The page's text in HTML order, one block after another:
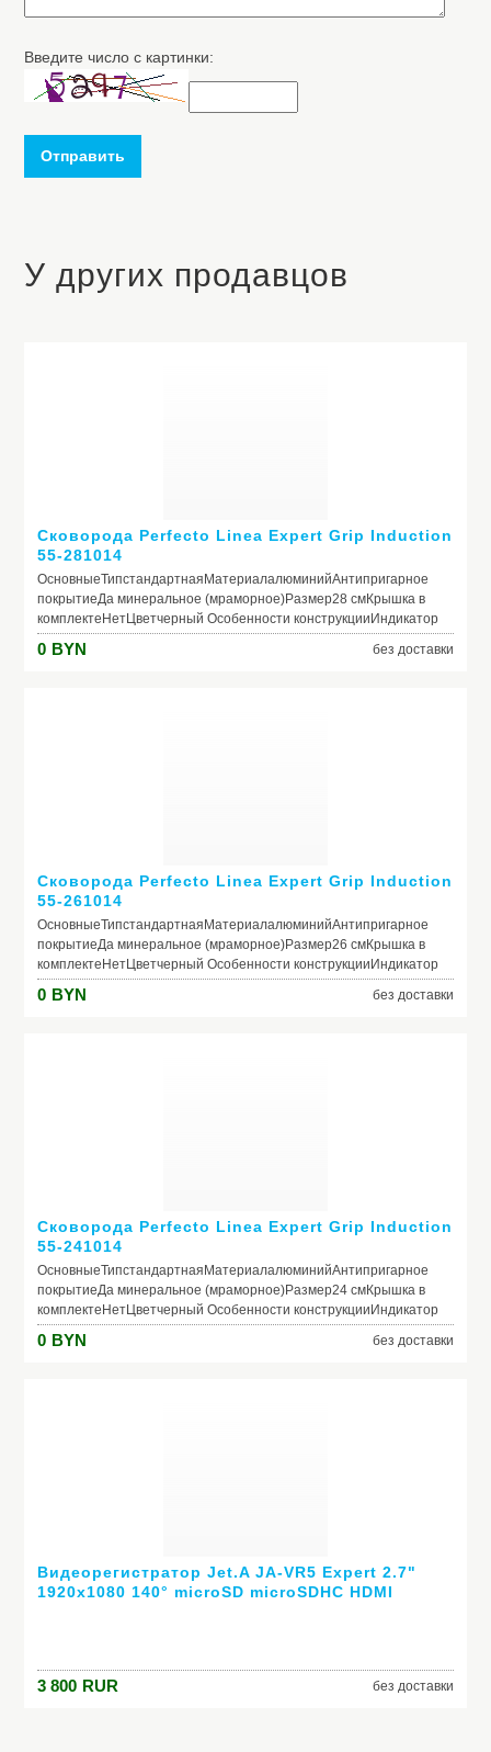
Введите число с картинки:
Отправить
У других продавцов
Сковорода Perfecto Linea Expert Grip Induction
55-281014
ОсновныеТипстандартнаяМатериалалюминийАнтипригарное
покрытиеДа минеральное (мраморное)Размер28 смКрышка в
комплектеНетЦветчерный Особенности конструкцииИндикатор
нагрева (термоспот)НетСовместимость с конфоркамигаз,
электро, стеклокерамика, индукцияПригодность для
0 BYN без доставки
Сковорода Perfecto Linea Expert Grip Induction
55-261014
ОсновныеТипстандартнаяМатериалалюминийАнтипригарное
покрытиеДа минеральное (мраморное)Размер26 смКрышка в
комплектеНетЦветчерный Особенности конструкцииИндикатор
нагрева (термоспот)НетСовместимость с конфоркамигаз,
электро, стеклокерамика, индукцияПригодность для
0 BYN без доставки
Сковорода Perfecto Linea Expert Grip Induction
55-241014
ОсновныеТипстандартнаяМатериалалюминийАнтипригарное
покрытиеДа минеральное (мраморное)Размер24 смКрышка в
комплектеНетЦветчерный Особенности конструкцииИндикатор
нагрева (термоспот)НетСовместимость с конфоркамигаз,
электро, стеклокерамика, индукцияПригодность для
0 BYN без доставки
Видеорегистратор Jet.A JA-VR5 Expert 2.7"
1920x1080 140° microSD microSDHC HDMI
3 800 RUR без доставки